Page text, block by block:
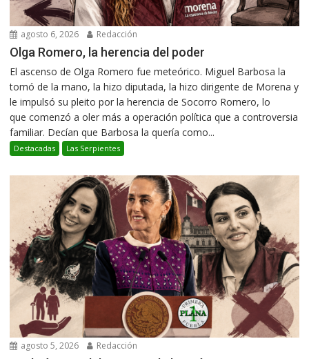
agosto 6, 2026 Redacción
Olga Romero, la herencia del poder
El ascenso de Olga Romero fue meteórico. Miguel Barbosa la
tomó de la mano, la hizo diputada, la hizo dirigente de Morena y
le impulsó su pleito por la herencia de Socorro Romero, lo
que comenzó a oler más a operación política que a controversia
familiar. Decían que Barbosa la quería como...
Destacadas Las Serpientes
agosto 5, 2026 Redacción